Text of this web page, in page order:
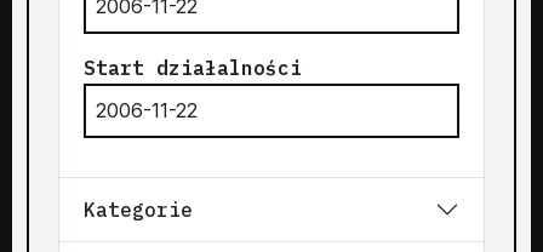
2006-11-22
Start działalności
2006-11-22
Kategorie